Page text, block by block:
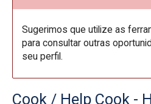
Sugerimos que utilize as
para consultar outras
seu perfil.
Cook / Help Cook -